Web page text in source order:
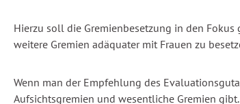
Hierzu soll die Gremienbesetzung in den
weitere Gremien adäquater mit Frauen zu
Wenn man der Empfehlung des
Aufsichtsgremien und wesentliche Gremien gibt.